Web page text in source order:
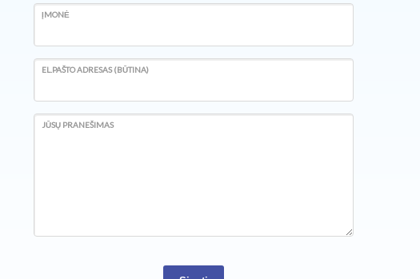
ĮMONĖ
EL.PAŠTO ADRESAS (BŪTINA)
JŪSŲ PRANEŠIMAS